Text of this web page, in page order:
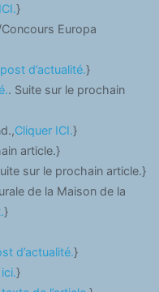
}
Europa
d’actualité.}
. Suite sur le prochain
Cliquer ICI.}
article.}
sur le prochain article.}
de la Maison de la
}
d’actualité.}
}